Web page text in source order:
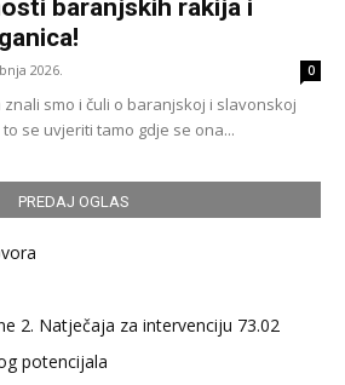
baranjskih rakija i
2026. 0
smo i čuli o baranjskoj i slavonskoj
se uvjeriti tamo gdje se ona...
PREDAJ OGLAS
2. Natječaja za intervenciju 73.02
potencijala